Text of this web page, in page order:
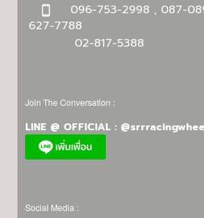
096-753-2998 , 087-
627-7788
02-817-5388
Join The Conversation :
LINE @ OFFICIAL :
Social Media :